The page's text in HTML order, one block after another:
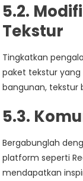
5.2.
Tekstur
Tingkatkan
paket tekstur
bangunan, tekstur
5.3.
Bergabunglah
platform seperti
mendapatkan